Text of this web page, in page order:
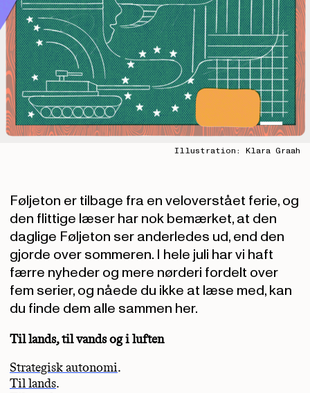
Illustration: Klara Graah
Føljeton er tilbage fra en veloverstået ferie, og
den flittige læser har nok bemærket, at den
daglige Føljeton ser anderledes ud, end den
gjorde over sommeren. I hele juli har vi haft
færre nyheder og mere nørderi fordelt over
fem serier, og nåede du ikke at læse med, kan
du finde dem alle sammen her.
Til lands, til vands og i luften
Strategisk autonomi.
Til lands.